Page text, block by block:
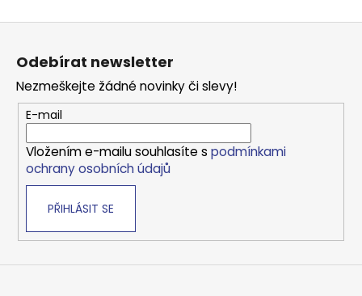
Odebírat newsletter
Nezmeškejte žádné novinky či slevy!
E-mail
Vložením e-mailu souhlasíte s podmínkami
ochrany osobních údajů
PŘIHLÁSIT SE